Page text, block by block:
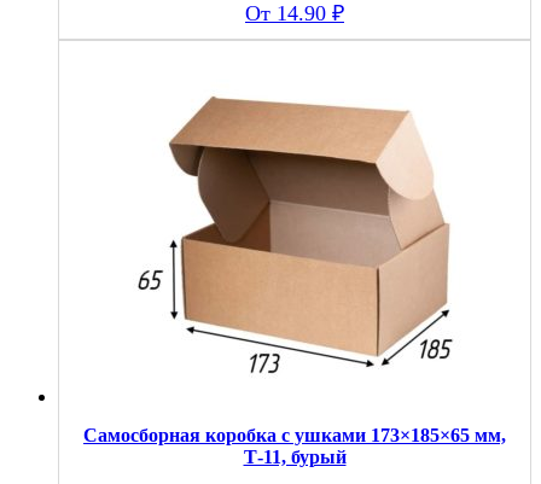
14.90 ₽
Самосборная коробка с ушками 173×185×65 мм,
Т-11, бурый